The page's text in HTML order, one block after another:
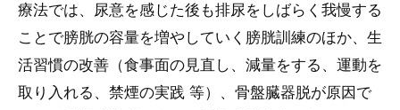
療法では、尿意を感じた後も排尿をしばらく我慢する
ことで膀胱の容量を増やしていく膀胱訓練のほか、生
活習慣の改善（食事面の見直し、減量をする、運動を
取り入れる、禁煙の実践 等）、骨盤臓器脱が原因で